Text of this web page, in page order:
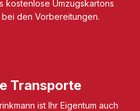
kostenlose Umzugskartons
den Vorbereitungen.
Transporte
ist Ihr Eigentum auch